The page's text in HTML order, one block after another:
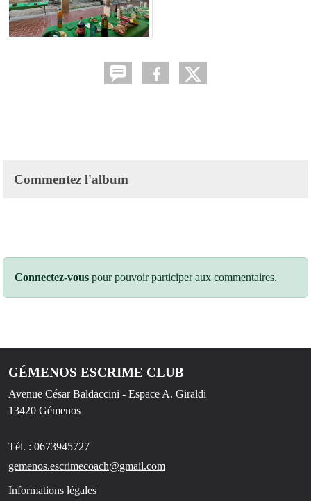
Commentez l'album
Connectez-vous pour pouvoir participer aux commentaires.
GÉMENOS ESCRIME CLUB
Avenue César Baldaccini - Espace A. Giraldi
13420 Gémenos
Tél. : 0673945727
gemenos.escrimecoach@gmail.com
Informations légales